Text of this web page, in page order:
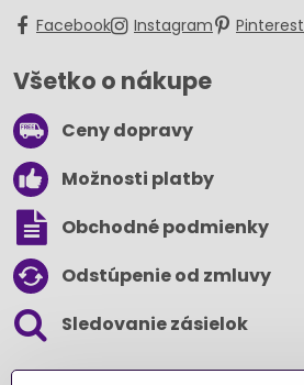
Facebook Instagram Pinterest
Všetko o nákupe
Ceny dopravy
Možnosti platby
Obchodné podmienky
Odstúpenie od zmluvy
Sledovanie zásielok